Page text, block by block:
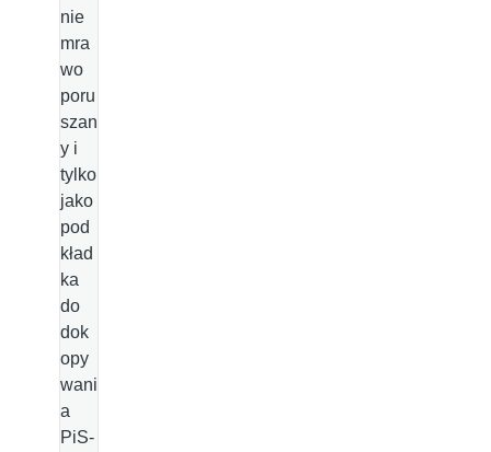
nie
mra
wo
poru
szan
y i
tylko
jako
pod
kład
ka
do
dok
opy
wani
a
PiS-